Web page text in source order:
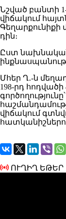
Նշված բանտի
վիճակում
Գեղարքունիքի
դին։
Ըստ նախնական
Մհեր Ղ․-ն
198-րդ հոդվածի
վիճակում
ՈՒՂԻՂ ԵԹԵՐ